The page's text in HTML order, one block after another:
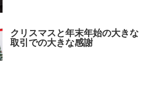
クリスマスと年末年始の大きな
取引での大きな感謝